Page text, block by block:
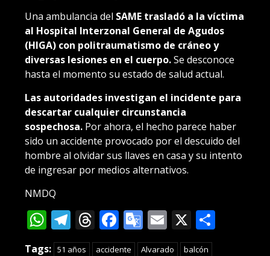
Una ambulancia del SAME trasladó a la víctima
al Hospital Interzonal General de Agudos
(HIGA) con politraumatismo de cráneo y
diversas lesiones en el cuerpo.Se desconoce
hasta el momento su estado de salud actual.
Las autoridades investigan el incidente para
descartar cualquier circunstancia
sospechosa. Por ahora, el hecho parece haber
sido un accidente provocado por el descuido del
hombre al olvidar sus llaves en casa y su intento
de ingresar por medios alternativos.
NMDQ
WhatsApp
Telegram
Threads
Facebook
Google
Translate
Email
X
Tags: 51 años accidente Alvarado
balcón